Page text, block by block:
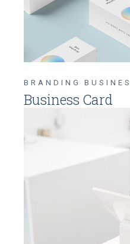
BRANDING
Business Card